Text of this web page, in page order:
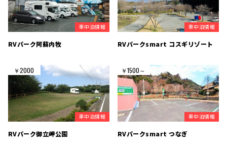
車中泊情報
RVパーク阿蘇内牧
車中泊情報
RVパークsmart コスギリゾート
￥2000
車中泊情報
RVパーク御立岬公園
￥1500～
車中泊情報
RVパークsmart つなぎ